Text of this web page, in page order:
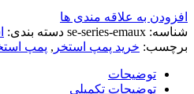
افزودن به علاقه مندی ها
شناسه: se-series-emaux دسته بندی:
برچسب: خرید پمپ استخر , پمپ
توضیحات
توضیحات تکمیلی